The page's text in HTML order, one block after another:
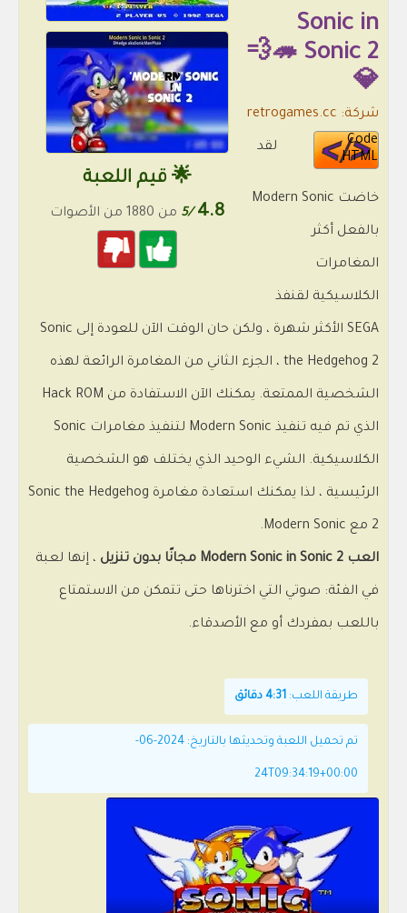
🌟 قيم اللعبة
4.8
/5 من 1880 من الأصوات
Sonic in
Sonic 2 🦔💨
💎
شركة: retrogames.cc
Code
HTML
لقد
خاضت Modern Sonic
بالفعل أكثر
المغامرات
الكلاسيكية لقنفذ
SEGA الأكثر شهرة ، ولكن حان الوقت الآن للعودة إلى Sonic
the Hedgehog 2 ، الجزء الثاني من المغامرة الرائعة لهذه
الشخصية الممتعة. يمكنك الآن الاستفادة من Hack ROM
الذي تم فيه تنفيذ Modern Sonic لتنفيذ مغامرات Sonic
الكلاسيكية. الشيء الوحيد الذي يختلف هو الشخصية
الرئيسية ، لذا يمكنك استعادة مغامرة Sonic the Hedgehog
2 مع Modern Sonic.
العب Modern Sonic in Sonic 2 مجانًا بدون تنزيل ، إنها لعبة
في الفئة: صوتي التي اخترناها حتى تتمكن من الاستمتاع
باللعب بمفردك أو مع الأصدقاء.
طريقة اللعب: 4:31 دقائق
تم تحميل اللعبة وتحديثها بالتاريخ: 2024-06-
24T09:34:19+00:00